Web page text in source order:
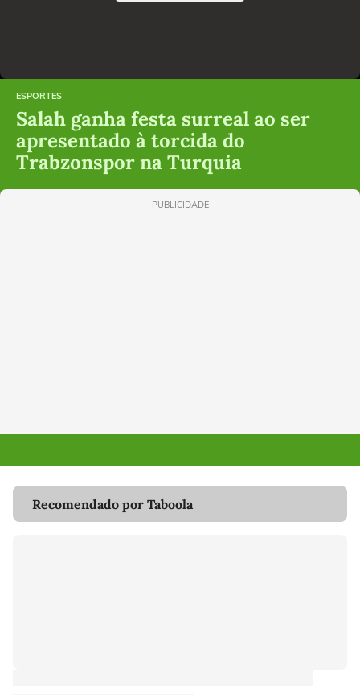
ESPORTES
Salah ganha festa surreal ao ser
apresentado à torcida do
Trabzonspor na Turquia
PUBLICIDADE
Recomendado por Taboola